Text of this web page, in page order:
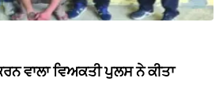
ਵਾਲਾ ਵਿਅਕਤੀ ਪੁਲਸ ਨੇ ਕੀਤਾ